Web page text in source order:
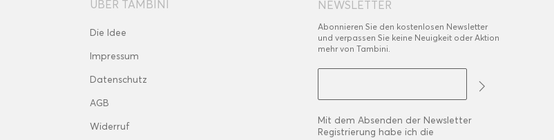
ÜBER TAMBINI
Die Idee
Impressum
Datenschutz
AGB
Widerruf
NEWSLETTER
Abonnieren Sie den kostenlosen Newsletter
und verpassen Sie keine Neuigkeit oder Aktion
mehr von Tambini.
Mit dem Absenden der Newsletter
Registrierung habe ich die